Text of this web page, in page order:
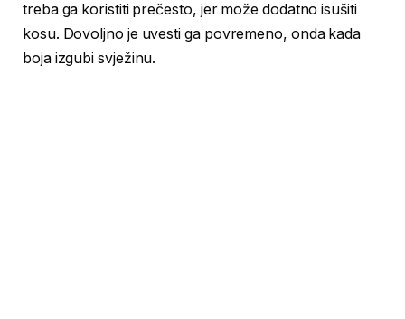
treba ga koristiti prečesto, jer može dodatno isušiti
kosu. Dovoljno je uvesti ga povremeno, onda kada
boja izgubi svježinu.